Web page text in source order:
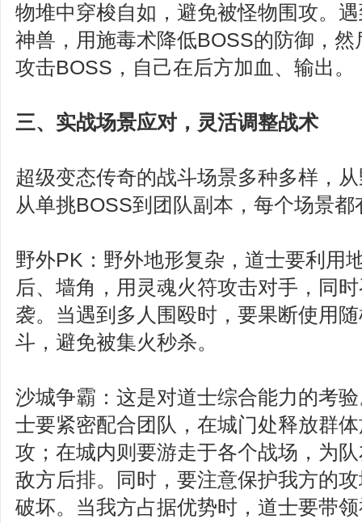
物堆中穿梭自如，避免被怪物围攻。
神兽，用施毒术降低BOSS的防御，
攻击BOSS，自己在后方加血、输出。
三、实战场景应对，灵活调整战术
超级变态传奇的战斗场景多种多样，
从单挑BOSS到团队副本，每个场景
野外PK：野外地形复杂，道士要利用
后、墙角，用灵魂火符攻击对手，同
袭。当遇到多人围殴时，要果断使用
斗，避免被集火秒杀。
沙城争霸：这是对道士综合能力的考
士要紧密配合团队，在城门处释放群
攻；在城内则要游走于各个战场，为
敌方后排。同时，要注意保护我方的
破坏。当我方占据优势时，道士要带